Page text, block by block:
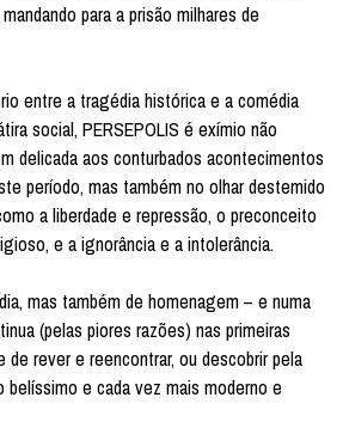
para a prisão milhares de
entre a tragédia histórica e a comédia
social, PERSEPOLIS é exímio não
delicada aos conturbados acontecimentos
período, mas também no olhar destemido
a liberdade e repressão, o preconceito
e a ignorância e a intolerância.
mas também de homenagem – e numa
(pelas piores razões) nas primeiras
de rever e reencontrar, ou descobrir pela
belíssimo e cada vez mais moderno e